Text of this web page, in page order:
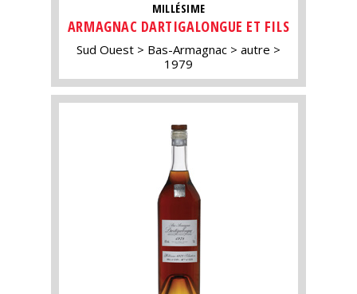
MILLÉSIME
ARMAGNAC DARTIGALONGUE ET FILS
Sud Ouest Bas-Armagnac
autre
1979